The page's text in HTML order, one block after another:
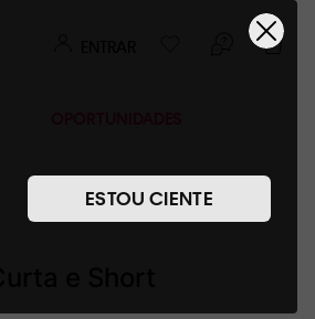
ESTOU CIENTE